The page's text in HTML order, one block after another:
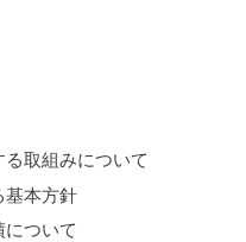
取組みについて
基本方針
ついて